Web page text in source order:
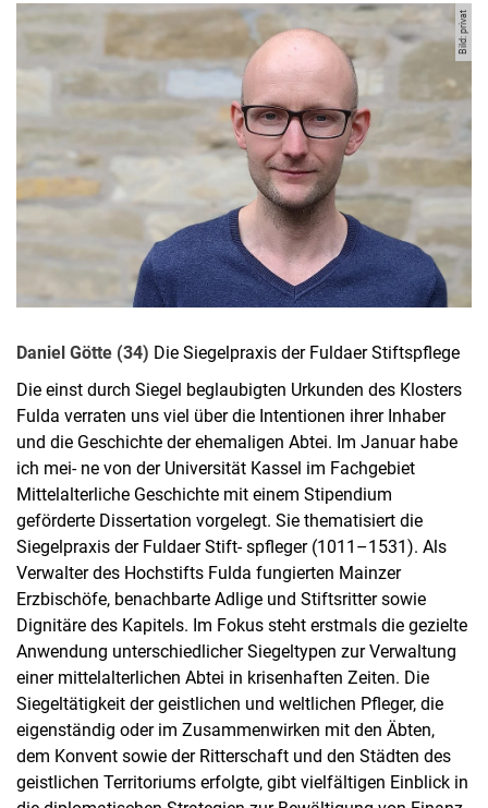
Bild: privat
Daniel Götte (34) Die Siegelpraxis der Fuldaer Stiftspflege
Die einst durch Siegel beglaubigten Urkunden des Klosters
Fulda verraten uns viel über die Intentionen ihrer Inhaber
und die Geschichte der ehemaligen Abtei. Im Januar habe
ich mei- ne von der Universität Kassel im Fachgebiet
Mittelalterliche Geschichte mit einem Stipendium
geförderte Dissertation vorgelegt. Sie thematisiert die
Siegelpraxis der Fuldaer Stift- spfleger (1011–1531). Als
Verwalter des Hochstifts Fulda fungierten Mainzer
Erzbischöfe, benachbarte Adlige und Stiftsritter sowie
Dignitäre des Kapitels. Im Fokus steht erstmals die gezielte
Anwendung unterschiedlicher Siegeltypen zur Verwaltung
einer mittelalterlichen Abtei in krisenhaften Zeiten. Die
Siegeltätigkeit der geistlichen und weltlichen Pfleger, die
eigenständig oder im Zusammenwirken mit den Äbten,
dem Konvent sowie der Ritterschaft und den Städten des
geistlichen Territoriums erfolgte, gibt vielfältigen Einblick in